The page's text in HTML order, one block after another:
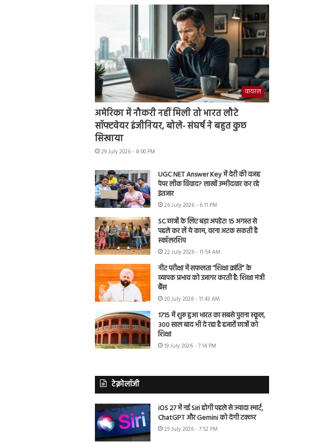
वायरल
अमेरिका में नौकरी नहीं मिली तो भारत लौटे
सॉफ्टवेयर इंजीनियर, बोले- संघर्ष ने बहुत कुछ
सिखाया
29 July 2026 - 8:00 PM
UGC NET Answer Key में देरी की वजह
पेपर लीक विवाद? लाखों उम्मीदवार कर रहे
इंतजार
26 July 2026 - 6:11 PM
SC छात्रों के लिए बड़ा अपडेट! 15 अगस्त से
पहले कर लें ये काम, वरना अटक सकती है
स्कॉलरशिप
22 July 2026 - 11:54 AM
नीट परीक्षा में सफलता “शिक्षा क्रांति” के
व्यापक प्रभाव को उजागर करती है: शिक्षा मंत्री
बैंस
20 July 2026 - 11:43 AM
1715 में शुरू हुआ भारत का सबसे पुराना स्कूल,
300 साल बाद भी दे रहा है हजारों छात्रों को
शिक्षा
19 July 2026 - 7:14 PM
टेक्नोलॉजी
iOS 27 में नई Siri होगी पहले से ज्यादा स्मार्ट,
ChatGPT और Gemini को देगी टक्कर
25 July 2026 - 7:52 PM